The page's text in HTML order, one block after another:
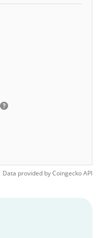
Data provided byCoingeckoAPI